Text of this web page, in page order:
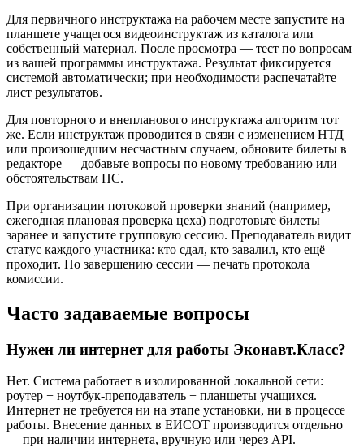
Для первичного инструктажа на рабочем месте запустите на
планшете учащегося видеоинструктаж из каталога или
собственный материал. После просмотра — тест по вопросам
из вашей программы инструктажа. Результат фиксируется
системой автоматически; при необходимости распечатайте
лист результатов.
Для повторного и внепланового инструктажа алгоритм тот
же. Если инструктаж проводится в связи с изменением НТД
или произошедшим несчастным случаем, обновите билеты в
редакторе — добавьте вопросы по новому требованию или
обстоятельствам НС.
При организации потоковой проверки знаний (например,
ежегодная плановая проверка цеха) подготовьте билеты
заранее и запустите групповую сессию. Преподаватель видит
статус каждого участника: кто сдал, кто завалил, кто ещё
проходит. По завершению сессии — печать протокола
комиссии.
Часто задаваемые вопросы
Нужен ли интернет для работы Эконавт.Класс?
Нет. Система работает в изолированной локальной сети:
роутер + ноутбук-преподаватель + планшеты учащихся.
Интернет не требуется ни на этапе установки, ни в процессе
работы. Внесение данных в ЕИСОТ производится отдельно
— при наличии интернета, вручную или через API.